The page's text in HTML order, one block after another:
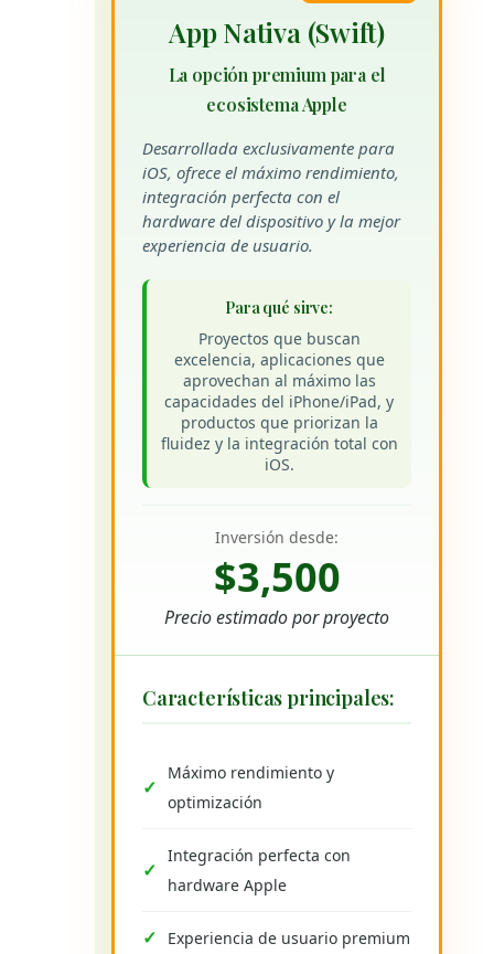
App Nativa (Swift)
La opción premium para el
ecosistema Apple
Desarrollada exclusivamente para
iOS, ofrece el máximo rendimiento,
integración perfecta con el
hardware del dispositivo y la mejor
experiencia de usuario.
Para qué sirve:
Proyectos que buscan
excelencia, aplicaciones que
aprovechan al máximo las
capacidades del iPhone/iPad, y
productos que priorizan la
fluidez y la integración total con
iOS.
Inversión desde:
$3,500
Precio estimado por proyecto
Características principales:
Máximo rendimiento y
optimización
Integración perfecta con
hardware Apple
Experiencia de usuario premium